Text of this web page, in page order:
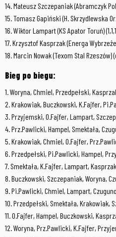
14. Mateusz Szczepaniak (Abramczyk
15. Tomasz Gapiński (H. Skrzydlewska
16. Wiktor Lampart (KS Apator Toruń)
17. Krzysztof Kasprzak (Energa
18. Marcin Nowak (Texom Stal Rzeszów)
Bieg po biegu:
1. Woryna, Chmiel, Przedpełski,
2. Krakowiak, Buczkowski, K.Fajfer,
3. Przyjemski, O.Fajfer, Lampart,
4. Prz.Pawlicki, Hampel, Smektała,
5. Krakowiak, Chmiel, O.Fajfer,
6. Przedpełski, Pi.Pawlicki, Hampel,
7. Smektała, K.Fajfer, Lampart, Kasprzak
8. Buczkowski, Szczepaniak, Woryna,
9. Pi.Pawlicki, Chmiel, Lampart,
10. Przedpełski, Smektała, Krakowiak,
11. O.Fajfer, Hampel, Buczkowski,
12. Woryna, Prz.Pawlicki, K.Fajfer,